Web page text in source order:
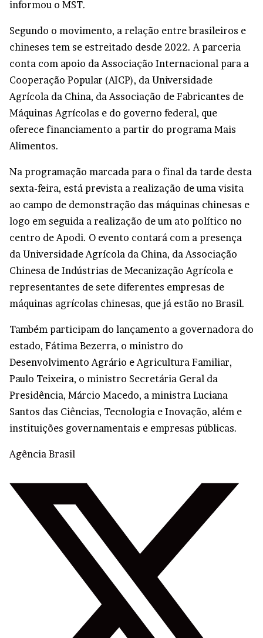
informou o MST.
Segundo o movimento, a relação entre brasileiros e
chineses tem se estreitado desde 2022. A parceria
conta com apoio da Associação Internacional para a
Cooperação Popular (AICP), da Universidade
Agrícola da China, da Associação de Fabricantes de
Máquinas Agrícolas e do governo federal, que
oferece financiamento a partir do programa Mais
Alimentos.
Na programação marcada para o final da tarde desta
sexta-feira, está prevista a realização de uma visita
ao campo de demonstração das máquinas chinesas e
logo em seguida a realização de um ato político no
centro de Apodi. O evento contará com a presença
da Universidade Agrícola da China, da Associação
Chinesa de Indústrias de Mecanização Agrícola e
representantes de sete diferentes empresas de
máquinas agrícolas chinesas, que já estão no Brasil.
Também participam do lançamento a governadora do
estado, Fátima Bezerra, o ministro do
Desenvolvimento Agrário e Agricultura Familiar,
Paulo Teixeira, o ministro Secretária Geral da
Presidência, Márcio Macedo, a ministra Luciana
Santos das Ciências, Tecnologia e Inovação, além e
instituições governamentais e empresas públicas.
Agência Brasil